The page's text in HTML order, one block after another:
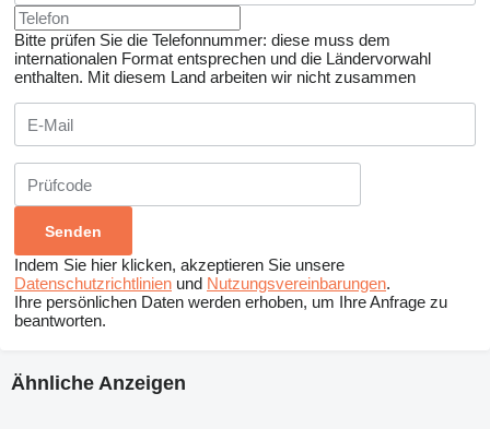
Bitte prüfen Sie die Telefonnummer: diese muss dem
internationalen Format entsprechen und die Ländervorwahl
enthalten. Mit diesem Land arbeiten wir nicht zusammen
Indem Sie hier klicken, akzeptieren Sie unsere
Datenschutzrichtlinien und Nutzungsvereinbarungen.
Ihre persönlichen Daten werden erhoben, um Ihre Anfrage zu
beantworten.
Ähnliche Anzeigen